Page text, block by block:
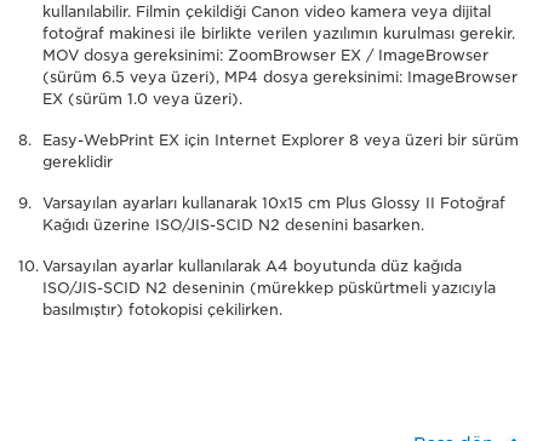
kullanılabilir. Filmin çekildiği Canon video kamera veya dijital
fotoğraf makinesi ile birlikte verilen yazılımın kurulması gerekir.
MOV dosya gereksinimi: ZoomBrowser EX / ImageBrowser
(sürüm 6.5 veya üzeri), MP4 dosya gereksinimi: ImageBrowser
EX (sürüm 1.0 veya üzeri).
Easy-WebPrint EX için Internet Explorer 8 veya üzeri bir sürüm
gereklidir
Varsayılan ayarları kullanarak 10x15 cm Plus Glossy II Fotoğraf
Kağıdı üzerine ISO/JIS-SCID N2 desenini basarken.
Varsayılan ayarlar kullanılarak A4 boyutunda düz kağıda
ISO/JIS-SCID N2 deseninin (mürekkep püskürtmeli yazıcıyla
basılmıştır) fotokopisi çekilirken.